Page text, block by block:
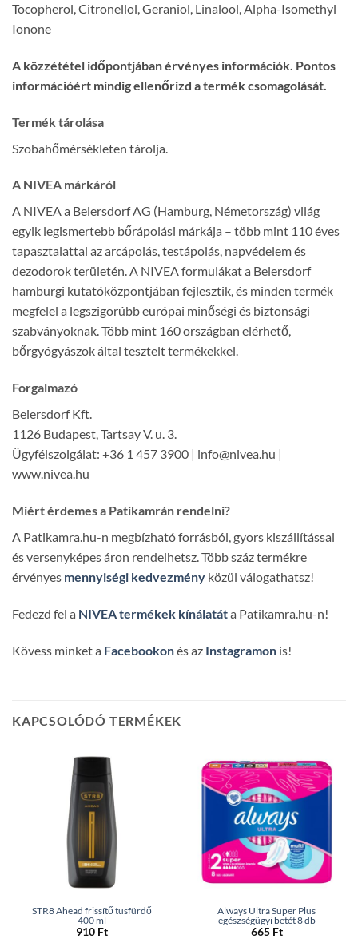
Tocopherol, Citronellol, Geraniol, Linalool, Alpha-Isomethyl
Ionone
A közzététel időpontjában érvényes információk. Pontos
információért mindig ellenőrizd a termék csomagolását.
Termék tárolása
Szobahőmérsékleten tárolja.
A NIVEA márkáról
A NIVEA a Beiersdorf AG (Hamburg, Németország) világ
egyik legismertebb bőrápolási márkája – több mint 110 éves
tapasztalattal az arcápolás, testápolás, napvédelem és
dezodorok területén. A NIVEA formulákat a Beiersdorf
hamburgi kutatóközpontjában fejlesztik, és minden termék
megfelel a legszigorúbb európai minőségi és biztonsági
szabványoknak. Több mint 160 országban elérhető,
bőrgyógyászok által tesztelt termékekkel.
Forgalmazó
Beiersdorf Kft.
1126 Budapest, Tartsay V. u. 3.
Ügyfélszolgálat: +36 1 457 3900 | info@nivea.hu |
www.nivea.hu
Miért érdemes a Patikamrán rendelni?
A Patikamra.hu-n megbízható forrásból, gyors kiszállítással
és versenyképes áron rendelhetsz. Több száz termékre
érvényes mennyiségi kedvezmény közül válogathatsz!
Fedezd fel a NIVEA termékek kínálatáta Patikamra.hu-n!
Kövess minket a Facebookonés az Instagramon is!
KAPCSOLÓDÓ TERMÉKEK
STR8 Ahead frissítő tusfürdő
400 ml
910 Ft
Always Ultra Super Plus
egészségügyi betét 8 db
665 Ft